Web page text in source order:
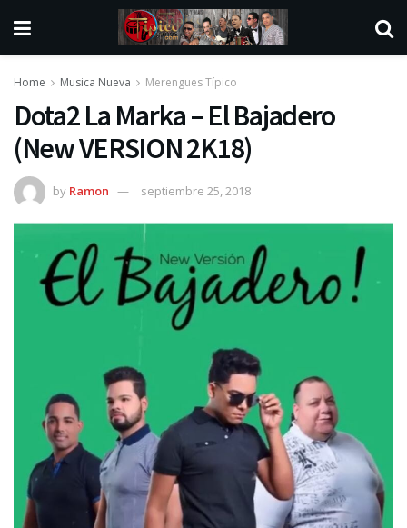
Home Musica Nueva Merengues Típico
Dota2 La Marka – El Bajadero
(New VERSION 2K18)
by Ramon septiembre 25, 2018